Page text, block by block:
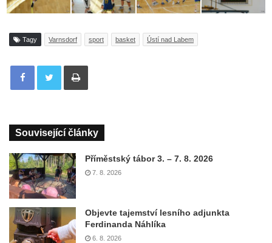
Tagy Varnsdorf sport basket Ústí nad Labem
Tisknout
Související články
Příměstský tábor 3. – 7. 8. 2026
7. 8. 2026
Objevte tajemství lesního adjunkta
Ferdinanda Náhlíka
6. 8. 2026